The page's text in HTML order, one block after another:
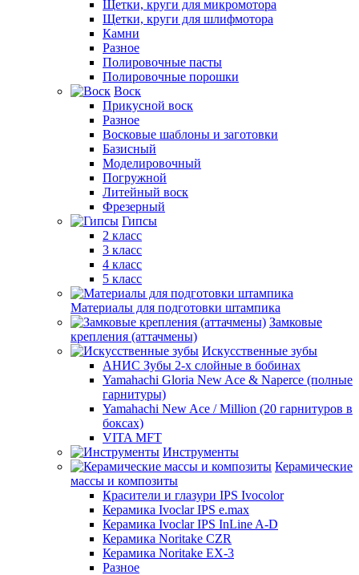
Щетки, круги для микромотора
Щетки, круги для шлифмотора
Камни
Разное
Полировочные пасты
Полировочные порошки
Воск
Прикусной воск
Разное
Восковые шаблоны и заготовки
Базисный
Моделировочный
Погружной
Литейный воск
Фрезерный
Гипсы
2 класс
3 класс
4 класс
5 класс
Материалы для подготовки штампика
Замковые
крепления (аттачмены)
Искусственные зубы
АНИС Зубы 2-х слойные в бобинах
Yamahachi Gloria New Ace & Naperce (полные
гарнитуры)
Yamahachi New Ace / Million (20 гарнитуров в
боксах)
VITA MFT
Инструменты
Керамические
массы и композиты
Красители и глазури IPS Ivocolor
Керамика Ivoclar IPS e.max
Керамика Ivoclar IPS InLine A-D
Керамика Noritake CZR
Керамика Noritake EX-3
Разное